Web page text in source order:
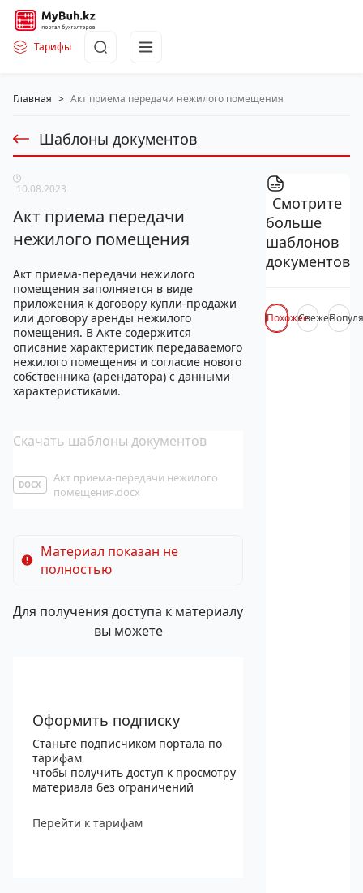
Тарифы
Главная > Акт приема передачи нежилого помещения
Шаблоны документов
10.08.2023
Акт приема передачи
нежилого помещения
Акт приема-передачи нежилого
помещения заполняется в виде
приложения к договору купли-продажи
или договору аренды нежилого
помещения. В Акте содержится
описание характеристик передаваемого
нежилого помещения и согласие нового
собственника (арендатора) с данными
характеристиками.
Скачать шаблоны документов
DOCX
Акт приема-передачи нежилого
помещения.docx
Материал показан не
полностью
Для получения доступа к материалу
вы можете
Оформить подписку
Станьте подписчиком портала по
тарифам
чтобы получить доступ к просмотру
материала без ограничений
Перейти к тарифам
Смотрите
больше
шаблонов
документов
ПохожееСвежее